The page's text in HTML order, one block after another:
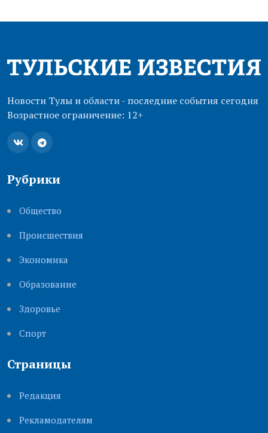
Новости Тулы и области - последние события сегодня
Возрастное ограничение: 12+
Рубрики
Общество
Происшествия
Экономика
Образование
Здоровье
Cпорт
Страницы
Редакция
Рекламодателям